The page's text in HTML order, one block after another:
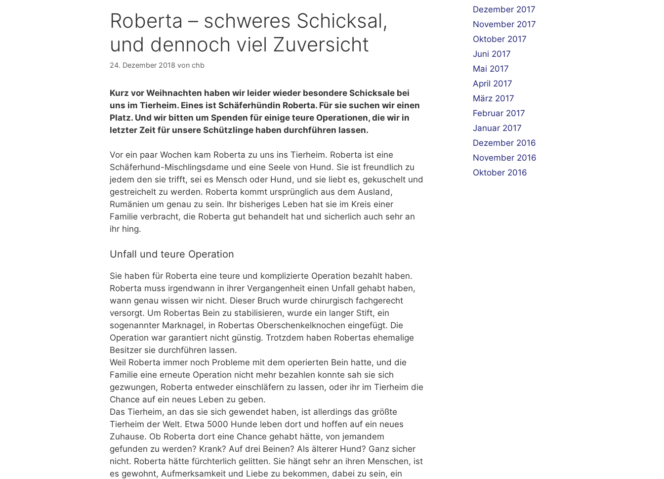
Roberta – schweres Schicksal,
und dennoch viel Zuversicht
24. Dezember 2018 von chb
Kurz vor Weihnachten haben wir leider wieder besondere Schicksale bei
uns im Tierheim. Eines ist Schäferhündin Roberta. Für sie suchen wir einen
Platz. Und wir bitten um Spenden für einige teure Operationen, die wir in
letzter Zeit für unsere Schützlinge haben durchführen lassen.
Vor ein paar Wochen kam Roberta zu uns ins Tierheim. Roberta ist eine
Schäferhund-Mischlingsdame und eine Seele von Hund. Sie ist freundlich zu
jedem den sie trifft, sei es Mensch oder Hund, und sie liebt es, gekuschelt und
gestreichelt zu werden. Roberta kommt ursprünglich aus dem Ausland,
Rumänien um genau zu sein. Ihr bisheriges Leben hat sie im Kreis einer
Familie verbracht, die Roberta gut behandelt hat und sicherlich auch sehr an
ihr hing.
Unfall und teure Operation
Sie haben für Roberta eine teure und komplizierte Operation bezahlt haben.
Roberta muss irgendwann in ihrer Vergangenheit einen Unfall gehabt haben,
wann genau wissen wir nicht. Dieser Bruch wurde chirurgisch fachgerecht
versorgt. Um Robertas Bein zu stabilisieren, wurde ein langer Stift, ein
sogenannter Marknagel, in Robertas Oberschenkelknochen eingefügt. Die
Operation war garantiert nicht günstig. Trotzdem haben Robertas ehemalige
Besitzer sie durchführen lassen.
Weil Roberta immer noch Probleme mit dem operierten Bein hatte, und die
Familie eine erneute Operation nicht mehr bezahlen konnte sah sie sich
gezwungen, Roberta entweder einschläfern zu lassen, oder ihr im Tierheim die
Chance auf ein neues Leben zu geben.
Das Tierheim, an das sie sich gewendet haben, ist allerdings das größte
Tierheim der Welt. Etwa 5000 Hunde leben dort und hoffen auf ein neues
Zuhause. Ob Roberta dort eine Chance gehabt hätte, von jemandem
gefunden zu werden? Krank? Auf drei Beinen? Als älterer Hund? Ganz sicher
nicht. Roberta hätte fürchterlich gelitten. Sie hängt sehr an ihren Menschen, ist
es gewohnt, Aufmerksamkeit und Liebe zu bekommen, dabei zu sein, ein
Dezember 2017
November 2017
Oktober 2017
Juni 2017
Mai 2017
April 2017
März 2017
Februar 2017
Januar 2017
Dezember 2016
November 2016
Oktober 2016